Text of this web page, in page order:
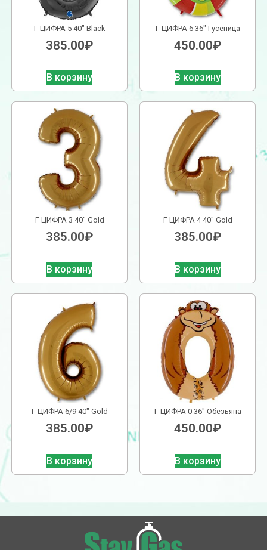
Г ЦИФРА 5 40″ Black
385.00₽
В корзину
Г ЦИФРА 6 36″ Гусеница
450.00₽
В корзину
Г ЦИФРА 3 40″ Gold
385.00₽
В корзину
Г ЦИФРА 4 40″ Gold
385.00₽
В корзину
Г ЦИФРА 6/9 40″ Gold
385.00₽
В корзину
Г ЦИФРА 0 36″ Обезьяна
450.00₽
В корзину